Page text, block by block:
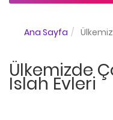
Ana Sayfa
Ülkemizde
Islah Evleri